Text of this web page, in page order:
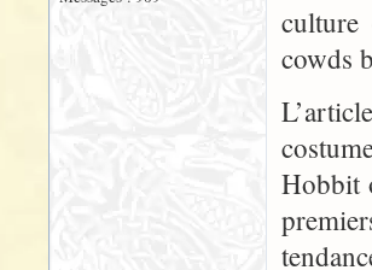
cowds
Hobbit